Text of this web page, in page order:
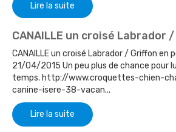
Lire la suite
CANAILLE un croisé Labrador
CANAILLE un croisé Labrador / Griffon en
21/04/2015 Un peu plus de chance pour
temps. http://www.croquettes-chien-
canine-isere-38-vacan...
Lire la suite